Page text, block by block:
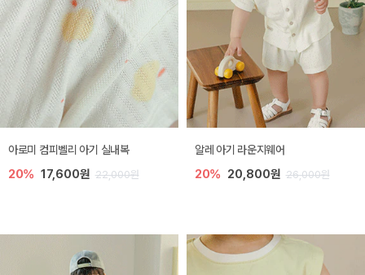
아로미 컴피벨리 아기 실내복
20% 17,600원 22,000원
알레 아기 라운지웨어
20% 20,800원 26,000원